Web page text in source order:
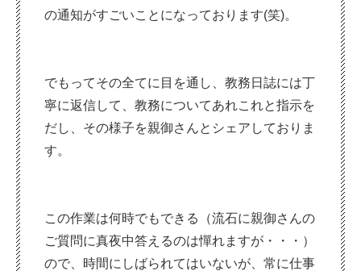
の通知がすごいことになっております(笑)。
でもってその全てに目を通し、教務日誌には丁
寧に返信して、教務についてあれこれと指示を
だし、その様子を親御さんとシェアしておりま
す。
この作業は何時でもできる（流石に親御さんの
ご質問に真夜中答えるのは憚れますが・・・）
ので、時間にしばられてはいないが、常に仕事